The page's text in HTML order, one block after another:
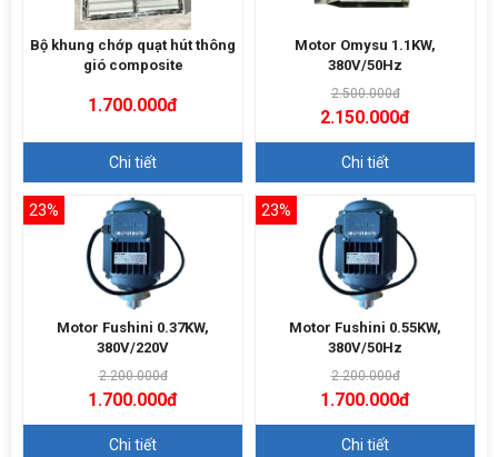
Bộ khung chớp quạt hút thông
gió composite
1.700.000đ
Chi tiết
Motor Omysu 1.1KW,
380V/50Hz
2.500.000đ
2.150.000đ
Chi tiết
23%
Motor Fushini 0.37KW,
380V/220V
2.200.000đ
1.700.000đ
Chi tiết
23%
Motor Fushini 0.55KW,
380V/50Hz
2.200.000đ
1.700.000đ
Chi tiết